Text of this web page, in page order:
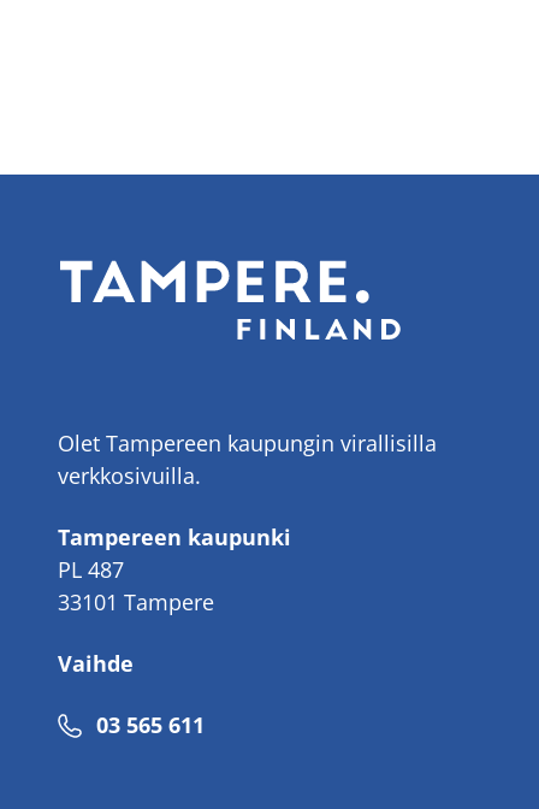
Olet Tampereen kaupungin virallisilla
verkkosivuilla.
Tampereen kaupunki
PL 487
33101 Tampere
Vaihde
Puhelinnumero
03 565 611